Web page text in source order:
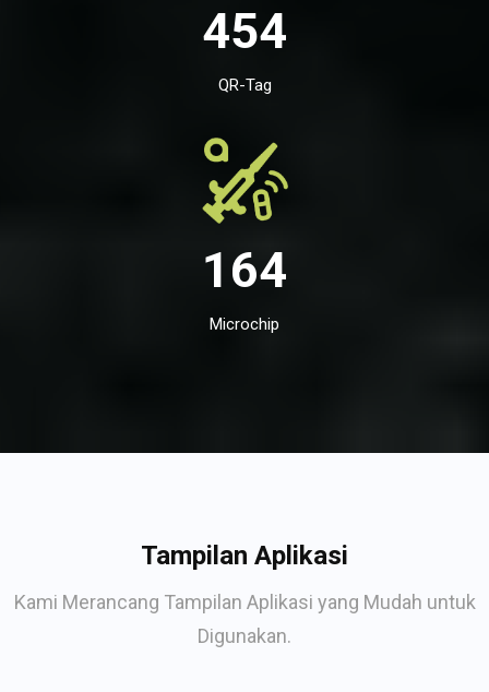
454
QR-Tag
164
Microchip
Tampilan Aplikasi
Kami Merancang Tampilan Aplikasi yang Mudah untuk
Digunakan.